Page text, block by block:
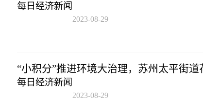
每日经济新闻
2023-08-29
“小积分”推进环境大治理，苏州太平街
每日经济新闻
2023-08-29